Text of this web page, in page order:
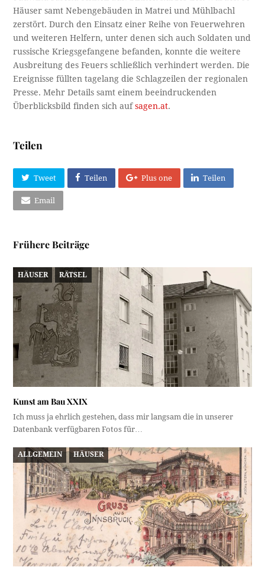
Häuser samt Nebengebäuden in Matrei und Mühlbachl
zerstört. Durch den Einsatz einer Reihe von Feuerwehren
und weiteren Helfern, unter denen sich auch Soldaten und
russische Kriegsgefangene befanden, konnte die weitere
Ausbreitung des Feuers schließlich verhindert werden. Die
Ereignisse füllten tagelang die Schlagzeilen der regionalen
Presse. Mehr Details samt einem beeindruckenden
Überblicksbild finden sich aufsagen.at.
Teilen
Tweet Teilen Plus one Teilen
Email
Frühere Beiträge
HÄUSER RÄTSEL
Kunst am Bau XXIX
Ich muss ja ehrlich gestehen, dass mir langsam die in unserer
Datenbank verfügbaren Fotos für…
ALLGEMEIN HÄUSER